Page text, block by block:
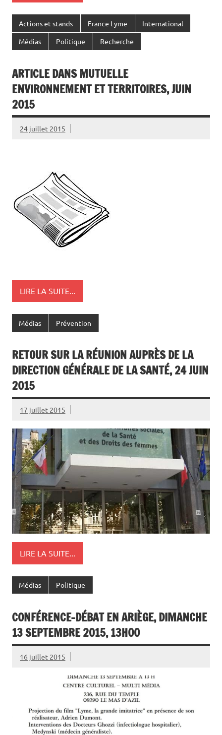
Actions et stands France Lyme International
Médias Politique Recherche
ARTICLE DANS MUTUELLE
ENVIRONNEMENT ET TERRITOIRES, JUIN
2015
24 juillet 2015
LIRE LA SUITE...
Médias Prévention
RETOUR SUR LA RÉUNION AUPRÈS DE LA
DIRECTION GÉNÉRALE DE LA SANTÉ, 24 JUIN
2015
17 juillet 2015
LIRE LA SUITE...
Médias Politique
CONFÉRENCE-DÉBAT EN ARIÈGE, DIMANCHE
13 SEPTEMBRE 2015, 13H00
16 juillet 2015